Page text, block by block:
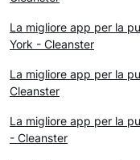
La migliore app per la
York - Cleanster
La migliore app per la
Cleanster
La migliore app per la
- Cleanster